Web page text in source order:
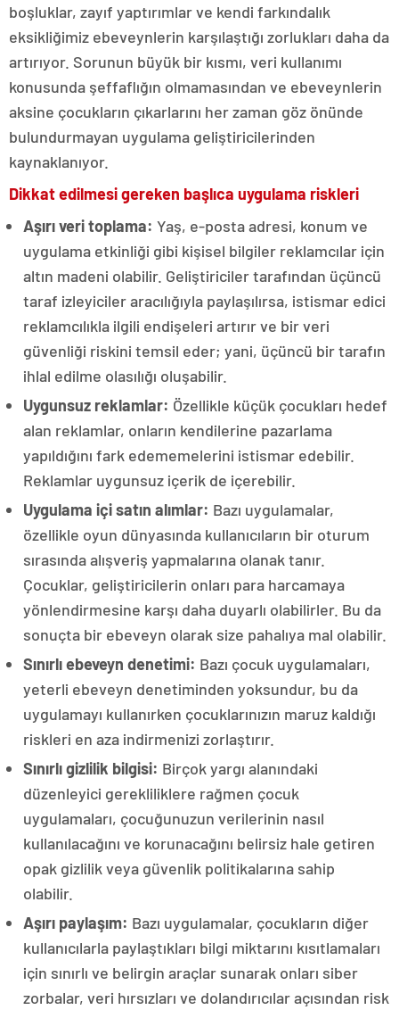
boşluklar, zayıf yaptırımlar ve kendi farkındalık
eksikliğimiz ebeveynlerin karşılaştığı zorlukları daha da
artırıyor. Sorunun büyük bir kısmı, veri kullanımı
konusunda şeffaflığın olmamasından ve ebeveynlerin
aksine çocukların çıkarlarını her zaman göz önünde
bulundurmayan uygulama geliştiricilerinden
kaynaklanıyor.
Dikkat edilmesi gereken başlıca uygulama riskleri
Aşırı veri toplama: Yaş, e-posta adresi, konum ve
uygulama etkinliği gibi kişisel bilgiler reklamcılar için
altın madeni olabilir. Geliştiriciler tarafından üçüncü
taraf izleyiciler aracılığıyla paylaşılırsa, istismar edici
reklamcılıkla ilgili endişeleri artırır ve bir veri
güvenliği riskini temsil eder; yani, üçüncü bir tarafın
ihlal edilme olasılığı oluşabilir.
Uygunsuz reklamlar: Özellikle küçük çocukları hedef
alan reklamlar, onların kendilerine pazarlama
yapıldığını fark edememelerini istismar edebilir.
Reklamlar uygunsuz içerik de içerebilir.
Uygulama içi satın alımlar: Bazı uygulamalar,
özellikle oyun dünyasında kullanıcıların bir oturum
sırasında alışveriş yapmalarına olanak tanır.
Çocuklar, geliştiricilerin onları para harcamaya
yönlendirmesine karşı daha duyarlı olabilirler. Bu da
sonuçta bir ebeveyn olarak size pahalıya mal olabilir.
Sınırlı ebeveyn denetimi: Bazı çocuk uygulamaları,
yeterli ebeveyn denetiminden yoksundur, bu da
uygulamayı kullanırken çocuklarınızın maruz kaldığı
riskleri en aza indirmenizi zorlaştırır.
Sınırlı gizlilik bilgisi: Birçok yargı alanındaki
düzenleyici gerekliliklere rağmen çocuk
uygulamaları, çocuğunuzun verilerinin nasıl
kullanılacağını ve korunacağını belirsiz hale getiren
opak gizlilik veya güvenlik politikalarına sahip
olabilir.
Aşırı paylaşım: Bazı uygulamalar, çocukların diğer
kullanıcılarla paylaştıkları bilgi miktarını kısıtlamaları
için sınırlı ve belirgin araçlar sunarak onları siber
zorbalar, veri hırsızları ve dolandırıcılar açısından risk